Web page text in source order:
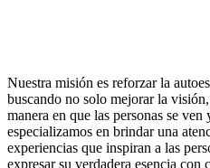
Nuestra misión es reforzar la
buscando no solo mejorar la
manera en que las personas se
especializamos en brindar una
experiencias que inspiran a las
expresar su verdadera esencia